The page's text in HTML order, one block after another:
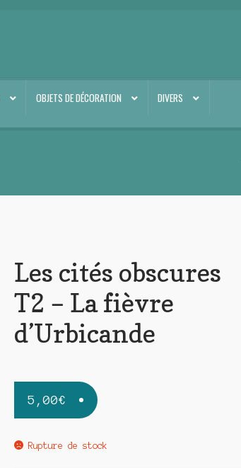
OBJETS DE DÉCORATION DIVERS
Les cités obscures
T2 – La fièvre
d’Urbicande
5,00€
Rupture de stock